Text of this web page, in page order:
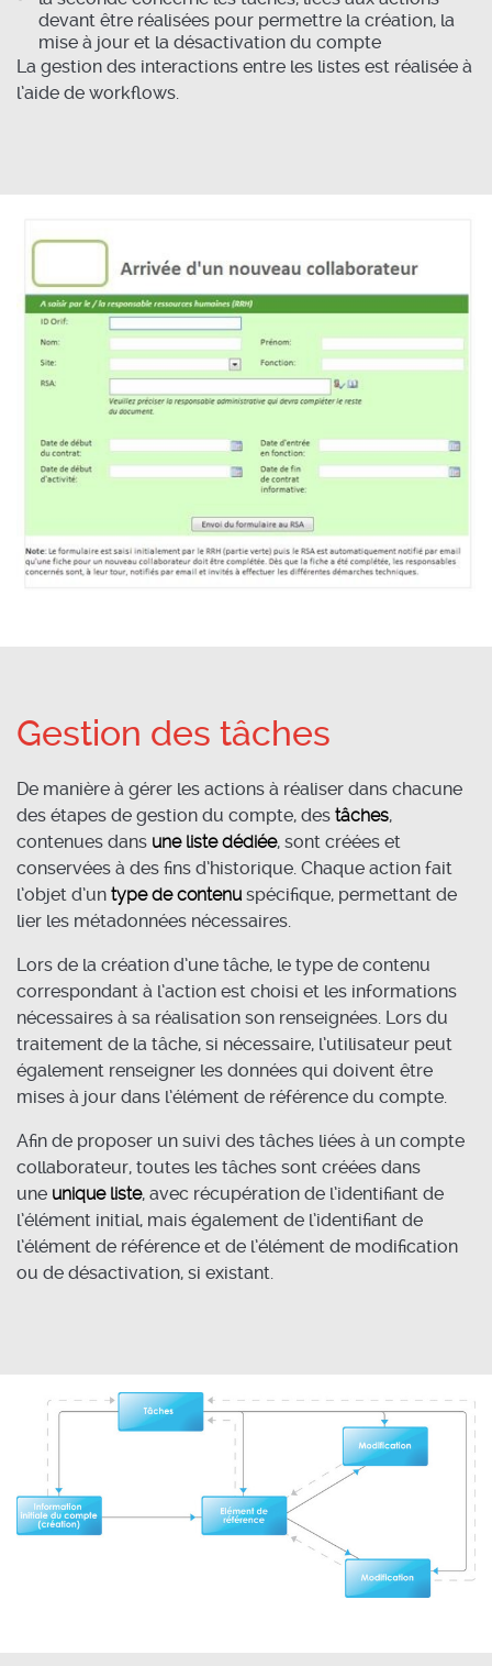
devant être réalisées pour permettre la création, la
mise à jour et la désactivation du compte
La gestion des interactions entre les listes est réalisée à
l’aide de workflows.
Gestion des tâches
De manière à gérer les actions à réaliser dans chacune
des étapes de gestion du compte, des tâches,
contenues dans une liste dédiée, sont créées et
conservées à des fins d’historique. Chaque action fait
l’objet d’un type de contenu spécifique, permettant de
lier les métadonnées nécessaires.
Lors de la création d’une tâche, le type de contenu
correspondant à l’action est choisi et les informations
nécessaires à sa réalisation son renseignées. Lors du
traitement de la tâche, si nécessaire, l’utilisateur peut
également renseigner les données qui doivent être
mises à jour dans l’élément de référence du compte.
Afin de proposer un suivi des tâches liées à un compte
collaborateur, toutes les tâches sont créées dans
une unique liste, avec récupération de l’identifiant de
l’élément initial, mais également de l’identifiant de
l’élément de référence et de l’élément de modification
ou de désactivation, si existant.